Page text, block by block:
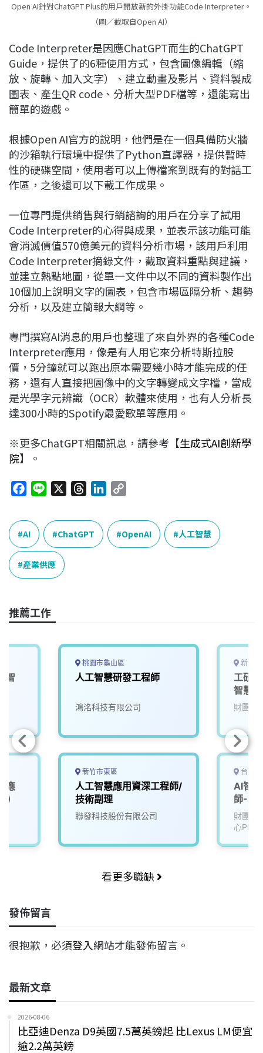
Open AI針對ChatGPT Plus的用戶開放新的外掛功能Code Interpreter。
（圖／截取自Open AI）
Code Interpreter是因應ChatGPT而生的ChatGPT
Guide，提供了的6種使用方式，包含圖像編輯（縮
放、旋轉、加入文字）、建立動畫及影片、資料製成
圖表、產生QR code、分析大型PDF檔等，還能寫出
簡單的遊戲。
根據Open AI官方的說明，他們是在一個具備防火牆
的沙箱執行環境中提供了Python直譯器，提供暫時
性的硬碟空間，使用者可以上傳檔案到既有的對話工
作區，之後還可以下載工作成果。
一位專門提供銷售與行銷諮詢的用戶在分享了試用
Code Interpreter的心得與成果，並表示該功能可能
會消滅價值570億美元的資料分析市場，該用戶利用
Code Interpreter摘錄文件，截取資料重點與建議，
並建立熱點地圖，從單一文件中以不同的資料製作出
10個加上說明文字的圖表，包含市場區隔分析、趨勢
分析，以及建立簡報大綱等。
專門撰寫AI消息的用戶也整理了來自外界的各種Code
Interpreter應用，像是有人用它來分析特斯拉股
價，5分鐘就可以跑出原本需要幾小時才能完成的任
務，還有人直接把圖像中的文字轉變成文字檔，當成
是光學字元辨識（OCR）軟體來使用，也有人分析長
達300小時的Spotify最愛歌單等應用。
※更多ChatGPT相關訊息，請參考【生成式AI創新學
院】。
c
e
b
o
o
n
r
e
a
k
p
y
L
AI ChatGPT OpenAI 人工智慧
產業供應
推薦工作
智
應
桃園市龜山區
人工智慧研發工程師
鴻洺科技有限公司
新竹市東區
人工智慧應用資深工程師/
技術副理
聯發科技股份有限公司
新竹
工研
智慧
擬)
財團法
台中
AI智
師-
財團法
心PMC
看更多職缺
發佈留言
很抱歉，必須登入網站才能發佈留言。
最新文章
2026-08-06
比亞迪Denza D9英國7.5萬英鎊起 比Lexus LM便宜
逾2.2萬英鎊